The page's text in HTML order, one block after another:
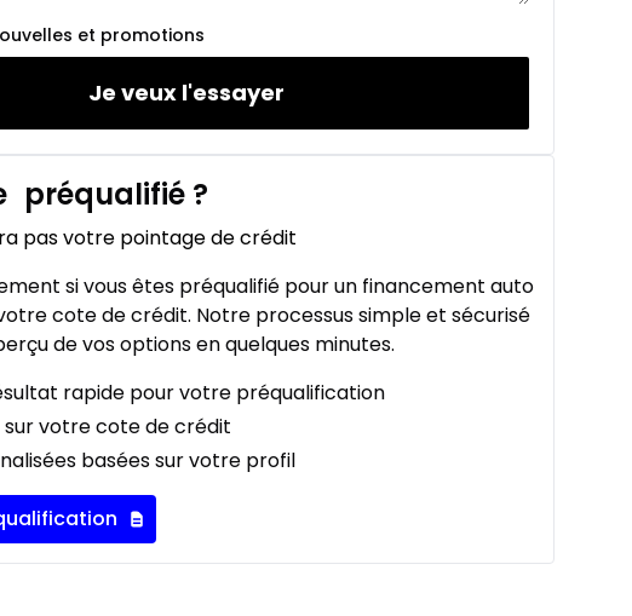
et promotions
Je veux l'essayer
préqualifié ?
pas votre pointage de crédit
si vous êtes préqualifié pour un financement auto
cote de crédit. Notre processus simple et sécurisé
de vos options en quelques minutes.
rapide pour votre préqualification
votre cote de crédit
basées sur votre profil